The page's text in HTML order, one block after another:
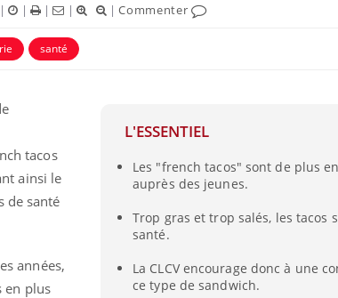
| | | | |Commenter
santé
L'ESSENTIEL
Les "french tacos" sont de plus
auprès des jeunes.
Trop gras et trop salés, les tacos
santé.
La CLCV encourage donc à une
ce type de sandwich.
tacos
ainsi le
de santé
années,
en plus
Vélo : et si vos douleurs
n’étaient pas liées à
peuvent-elles survenir
sans raison apparente ?